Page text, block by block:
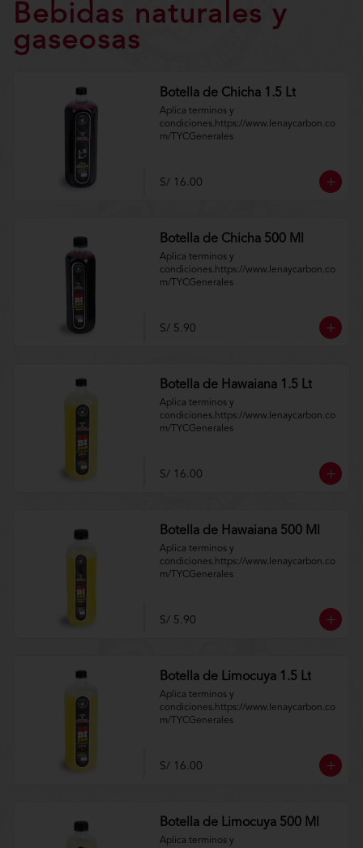
Bebidas naturales y
gaseosas
Botella de Chicha 1.5 Lt
Aplica terminos y
condiciones.https://www.lenaycarbon.co
m/TYCGenerales
S/ 16.00
Botella de Chicha 500 Ml
Aplica terminos y
condiciones.https://www.lenaycarbon.co
m/TYCGenerales
S/ 5.90
Botella de Hawaiana 1.5 Lt
Aplica terminos y
condiciones.https://www.lenaycarbon.co
m/TYCGenerales
S/ 16.00
Botella de Hawaiana 500 Ml
Aplica terminos y
condiciones.https://www.lenaycarbon.co
m/TYCGenerales
S/ 5.90
Botella de Limocuya 1.5 Lt
Aplica terminos y
condiciones.https://www.lenaycarbon.co
m/TYCGenerales
S/ 16.00
Botella de Limocuya 500 Ml
Aplica terminos y